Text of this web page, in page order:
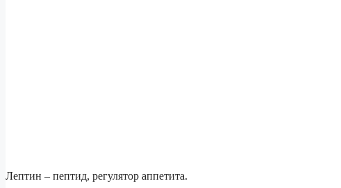
Лептин – пептид, регулятор аппетита.